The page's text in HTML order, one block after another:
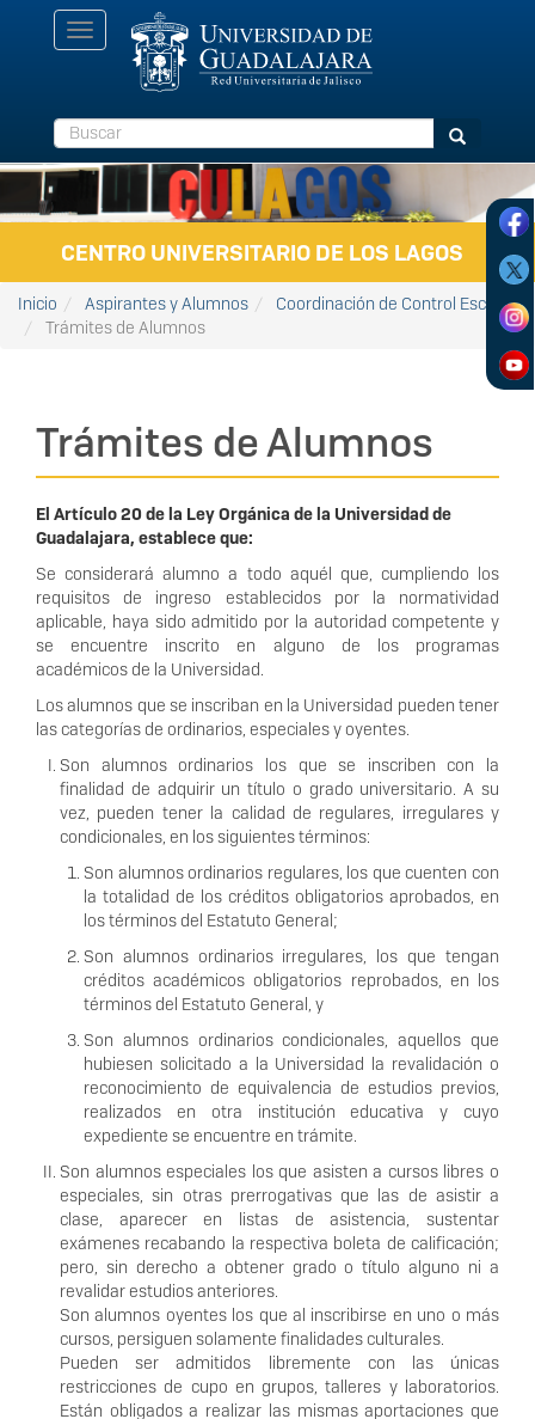
Pasar al contenido principal
Toggle
navigation
Buscar Buscar
CENTRO UNIVERSITARIO DE LOS LAGOS
Inicio Aspirantes y Alumnos
Coordinación de Control Escolar
Trámites de Alumnos
Trámites de Alumnos
El Artículo 20 de la Ley Orgánica de la Universidad de
Guadalajara, establece que:
Se considerará alumno a todo aquél que, cumpliendo los
requisitos de ingreso establecidos por la normatividad
aplicable, haya sido admitido por la autoridad competente y
se encuentre inscrito en alguno de los programas
académicos de la Universidad.
Los alumnos que se inscriban en la Universidad pueden tener
las categorías de ordinarios, especiales y oyentes.
Son alumnos ordinarios los que se inscriben con la
finalidad de adquirir un título o grado universitario. A su
vez, pueden tener la calidad de regulares, irregulares y
condicionales, en los siguientes términos:
Son alumnos ordinarios regulares, los que cuenten con
la totalidad de los créditos obligatorios aprobados, en
los términos del Estatuto General;
Son alumnos ordinarios irregulares, los que tengan
créditos académicos obligatorios reprobados, en los
términos del Estatuto General, y
Son alumnos ordinarios condicionales, aquellos que
hubiesen solicitado a la Universidad la revalidación o
reconocimiento de equivalencia de estudios previos,
realizados en otra institución educativa y cuyo
expediente se encuentre en trámite.
Son alumnos especiales los que asisten a cursos libres o
especiales, sin otras prerrogativas que las de asistir a
clase, aparecer en listas de asistencia, sustentar
exámenes recabando la respectiva boleta de calificación;
pero, sin derecho a obtener grado o título alguno ni a
revalidar estudios anteriores.
Son alumnos oyentes los que al inscribirse en uno o más
cursos, persiguen solamente finalidades culturales.
Pueden ser admitidos libremente con las únicas
restricciones de cupo en grupos, talleres y laboratorios.
Están obligados a realizar las mismas aportaciones que